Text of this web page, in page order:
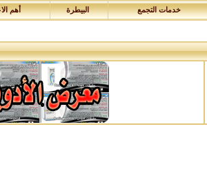
خدمات التجمع البيطرة أهم